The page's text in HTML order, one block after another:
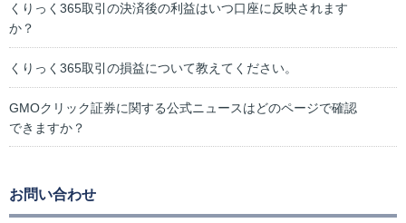
くりっく365取引の決済後の利益はいつ口座に反映されます
か？
くりっく365取引の損益について教えてください。
GMOクリック証券に関する公式ニュースはどのページで確認
できますか？
お問い合わせ